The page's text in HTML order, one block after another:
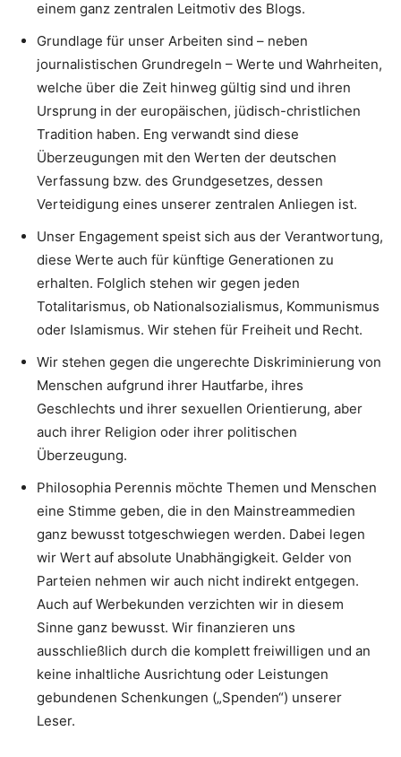
einem ganz zentralen Leitmotiv des Blogs.
Grundlage für unser Arbeiten sind – neben
journalistischen Grundregeln – Werte und Wahrheiten,
welche über die Zeit hinweg gültig sind und ihren
Ursprung in der europäischen, jüdisch-christlichen
Tradition haben. Eng verwandt sind diese
Überzeugungen mit den Werten der deutschen
Verfassung bzw. des Grundgesetzes, dessen
Verteidigung eines unserer zentralen Anliegen ist.
Unser Engagement speist sich aus der Verantwortung,
diese Werte auch für künftige Generationen zu
erhalten. Folglich stehen wir gegen jeden
Totalitarismus, ob Nationalsozialismus, Kommunismus
oder Islamismus. Wir stehen für Freiheit und Recht.
Wir stehen gegen die ungerechte Diskriminierung von
Menschen aufgrund ihrer Hautfarbe, ihres
Geschlechts und ihrer sexuellen Orientierung, aber
auch ihrer Religion oder ihrer politischen
Überzeugung.
Philosophia Perennis möchte Themen und Menschen
eine Stimme geben, die in den Mainstreammedien
ganz bewusst totgeschwiegen werden. Dabei legen
wir Wert auf absolute Unabhängigkeit. Gelder von
Parteien nehmen wir auch nicht indirekt entgegen.
Auch auf Werbekunden verzichten wir in diesem
Sinne ganz bewusst. Wir finanzieren uns
ausschließlich durch die komplett freiwilligen und an
keine inhaltliche Ausrichtung oder Leistungen
gebundenen Schenkungen („Spenden“) unserer
Leser.